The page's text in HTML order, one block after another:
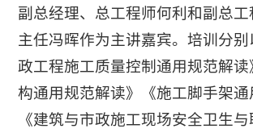
副总经理、总工程师何利和副总
主任冯晖作为主讲嘉宾。培训分
政工程施工质量控制通用规范解
构通用规范解读》《施工脚手架通
《建筑与市政施工现场安全卫生